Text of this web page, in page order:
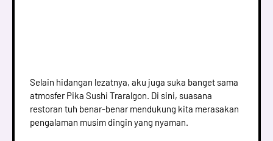
Selain hidangan lezatnya, aku juga suka banget sama
atmosfer Pika Sushi Traralgon. Di sini, suasana
restoran tuh benar-benar mendukung kita merasakan
pengalaman musim dingin yang nyaman.